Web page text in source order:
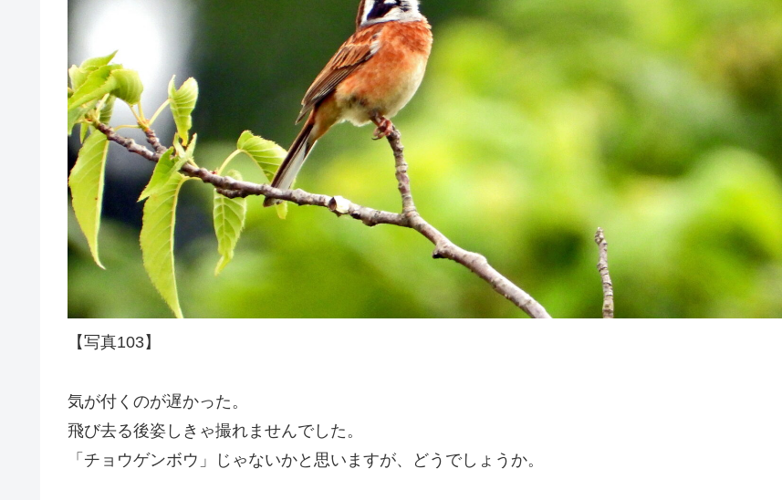
【写真103】
気が付くのが遅かった。
飛び去る後姿しきゃ撮れませんでした。
「チョウゲンボウ」じゃないかと思いますが、どうでしょうか。